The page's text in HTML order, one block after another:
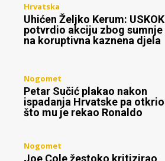
Hrvatska
Uhićen Željko Kerum: USKOK
potvrdio akciju zbog sumnje
na koruptivna kaznena djela
Nogomet
Petar Sučić plakao nakon
ispadanja Hrvatske pa otkrio
što mu je rekao Ronaldo
Nogomet
Joe Cole žestoko kritizirao